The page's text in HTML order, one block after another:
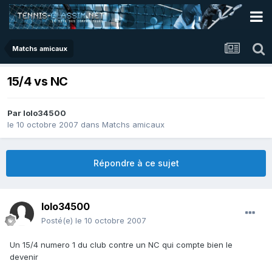
Matchs amicaux
15/4 vs NC
Par lolo34500
le 10 octobre 2007 dans Matchs amicaux
Répondre à ce sujet
lolo34500
Posté(e) le 10 octobre 2007
Un 15/4 numero 1 du club contre un NC qui compte bien le
devenir